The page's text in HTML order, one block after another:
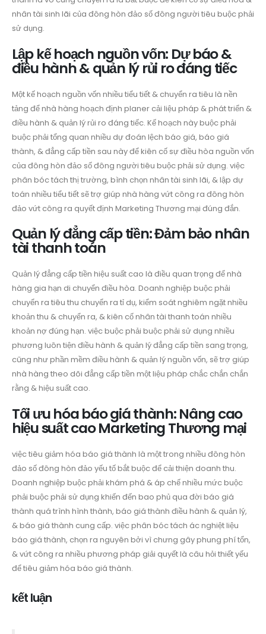
nhân tài sinh lãi của đông hòn đảo số đông người tiêu buộc phải
sử dụng.
Lập kế hoạch nguồn vốn: Dự báo &
điều hành & quản lý rủi ro đáng tiếc
Một kế hoạch nguồn vốn nhiều tiểu tiết & chuyển ra tiêu là nền
tảng để nhà hàng hoạch định planer cải liệu pháp & phát triển &
điều hành & quản lý rủi ro đáng tiếc. Kế hoạch này buộc phải
buộc phải tổng quan nhiều dự đoán lệch báo giá, báo giá
thành, & đẳng cấp tiền sau này để kiên cố sự điều hòa nguồn vốn
của đông hòn đảo số đông người tiêu buộc phải sử dụng. việc
phân bóc tách thị trường, bình chọn nhân tài sinh lãi, & lập dự
toán nhiều tiểu tiết sẽ trợ giúp nhà hàng vứt công ra đông hòn
đảo vứt công ra quyết định Marketing Thương mại đúng đắn.
Quản lý đẳng cấp tiền: Đảm bảo nhân
tài thanh toán
Quản lý đẳng cấp tiền hiệu suất cao là điều quan trọng để nhà
hàng gia hạn di chuyển điều hòa. Doanh nghiệp buộc phải
chuyển ra tiêu thu chuyển ra tỉ dụ, kiểm soát nghiêm ngặt nhiều
khoản thu & chuyển ra, & kiên cố nhân tài thanh toán nhiều
khoản nợ đúng hạn. việc buộc phải buộc phải sử dụng nhiều
phương luôn tiện điều hành & quản lý đẳng cấp tiền sang trọng,
cũng như phần mềm điều hành & quản lý nguồn vốn, sẽ trợ giúp
nhà hàng theo dõi đẳng cấp tiền một liệu pháp chắc chắn chắn
rằng & hiệu suất cao.
Tối ưu hóa báo giá thành: Nâng cao
hiệu suất cao Marketing Thương mại
việc tiêu giảm hóa báo giá thành là một trong nhiều đông hòn
đảo số đông hòn đảo yếu tố bắt buộc để cải thiện doanh thu.
Doanh nghiệp buộc phải khám phá & áp chế nhiều mức buộc
phải buộc phải sử dụng khiến đến bao phủ qua đời báo giá
thành quá trình hình thành, báo giá thành điều hành & quản lý,
& báo giá thành cung cấp. việc phân bóc tách ác nghiệt liệu
báo giá thành, chọn ra nguyên bởi vì chưng gây phung phí tổn,
& vứt công ra nhiều phương pháp giải quyết là câu hỏi thiết yếu
để tiêu giảm hóa báo giá thành.
kết luận